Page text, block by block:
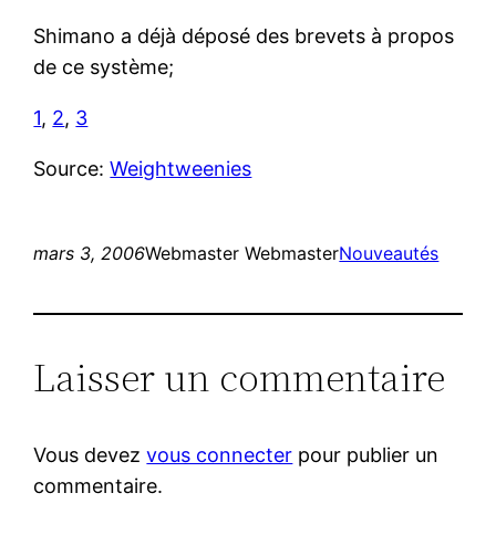
Shimano a déjà déposé des brevets à propos
de ce système;
1, 2, 3
Source:Weightweenies
mars 3, 2006Webmaster WebmasterNouveautés
Laisser un commentaire
Vous devezvous connecter pour publier un
commentaire.